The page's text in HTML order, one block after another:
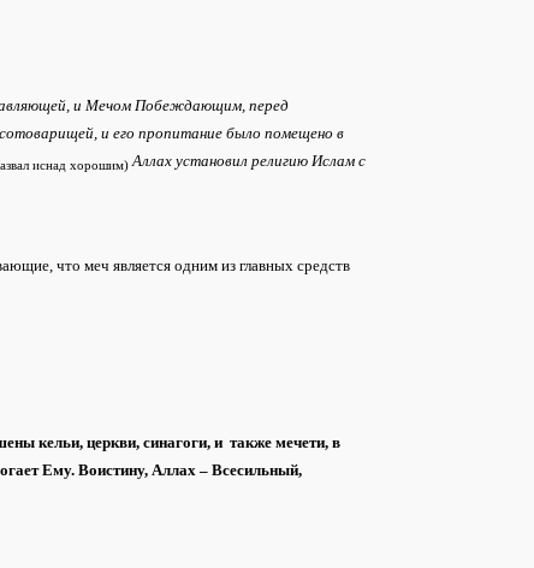
и Мечом Побеждающим, перед
и его пропитание было помещено в
иснад хорошим) Аллах установил религию Ислам с
что меч является одним из главных средств
кельи, церкви, синагоги, и также мечети, в
Ему. Воистину, Аллах – Всесильный,